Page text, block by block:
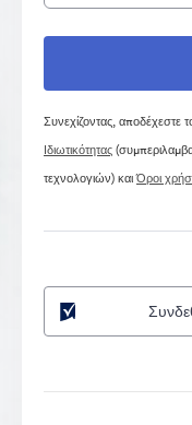
Συνεχίζοντας, αποδέχεστε
Ιδιωτικότητας
τεχνολογιών) καιΌροι